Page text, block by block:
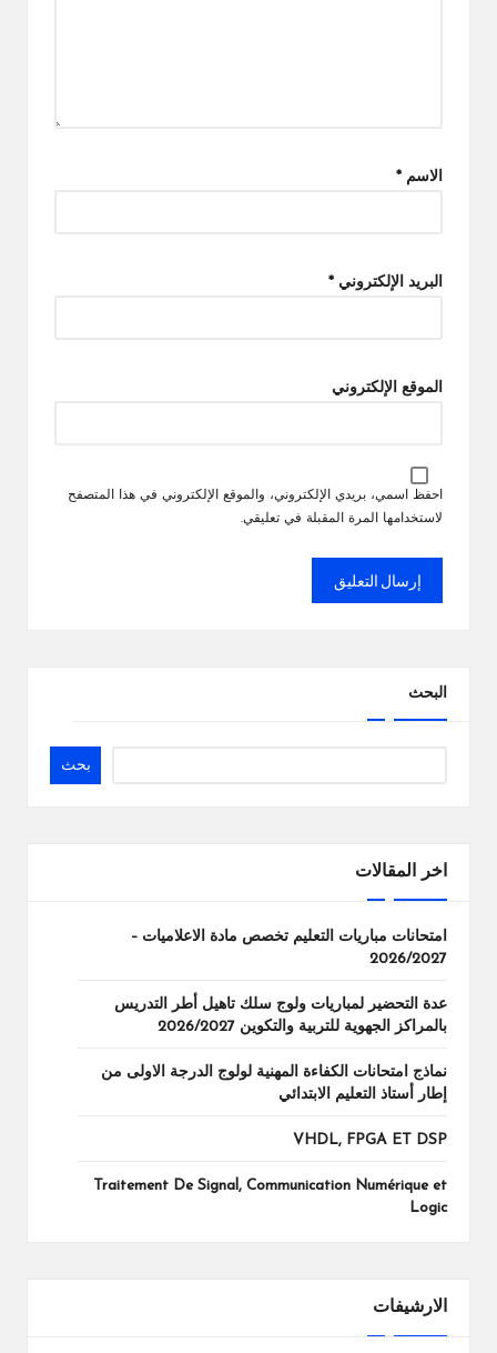
الاسم *
البريد الإلكتروني *
الموقع الإلكتروني
احفظ اسمي، بريدي الإلكتروني، والموقع الإلكتروني في هذا المتصفح
لاستخدامها المرة المقبلة في تعليقي.
البحث
بحث
اخر المقالات
امتحانات مباريات التعليم تخصص مادة الاعلاميات –
2026/2027
عدة التحضير لمباريات ولوج سلك تاهيل أطر التدريس
بالمراكز الجهوية للتربية والتكوين 2026/2027
نماذج امتحانات الكفاءة المهنية لولوج الدرجة الاولى من
إطار أستاذ التعليم الابتدائي
VHDL, FPGA ET DSP
Traitement De Signal, Communication Numérique et
Logic
الارشيفات